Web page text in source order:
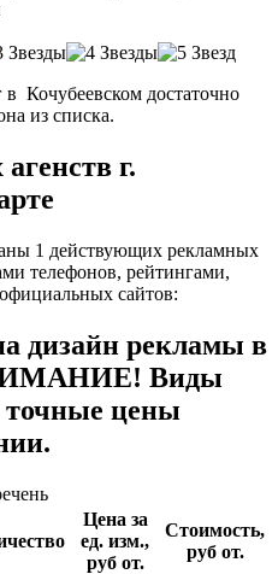
Кочубеевском достаточно
из списка.
г.
1 действующих рекламных
телефонов, рейтингами,
сайтов:
дизайн рекламы в
Виды
точные цены
Цена за
ед. изм.,
руб от.
Стоимость,
руб от.